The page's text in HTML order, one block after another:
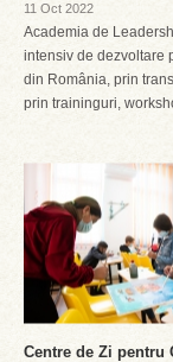
11 Oct 2022
Academia de
intensiv de dezvoltare
din România, prin
prin traininguri,
Centre de Zi